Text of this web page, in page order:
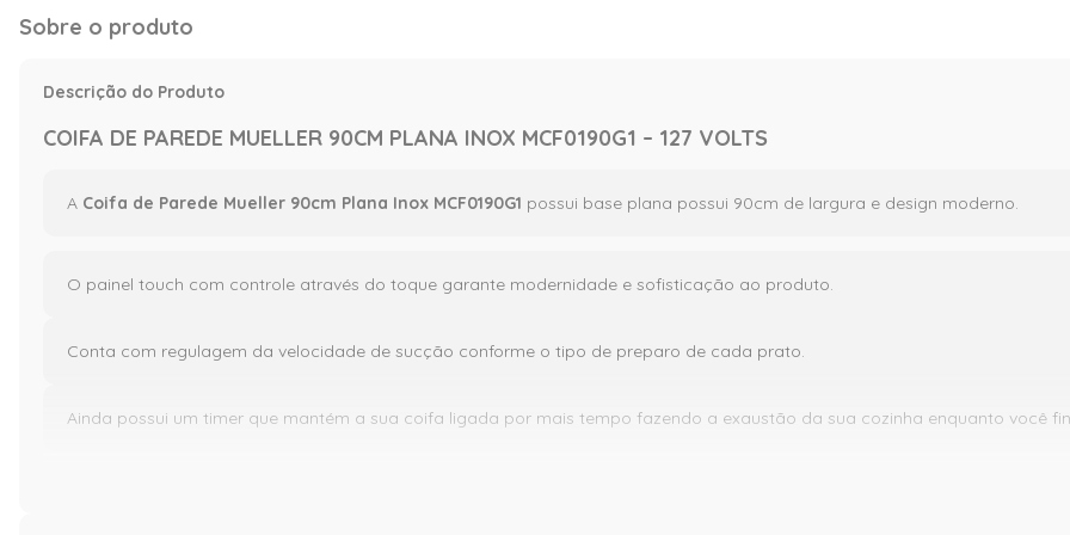
Sobre o produto
Descrição do Produto
COIFA DE PAREDE MUELLER 90CM PLANA INOX MCF0190G1 – 127 VOLTS
A Coifa de Parede Mueller 90cm Plana Inox MCF0190G1 possui base plana possui 90cm de largura e design moderno.
O painel touch com controle através do toque garante modernidade e sofisticação ao produto.
Conta com regulagem da velocidade de sucção conforme o tipo de preparo de cada prato.
Ainda possui um timer que mantém a sua coifa ligada por mais tempo fazendo a exaustão da sua cozinha enquanto você